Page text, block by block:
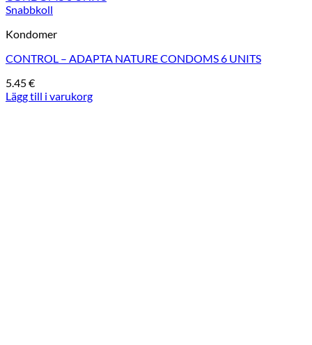
Snabbkoll
Kondomer
CONTROL – ADAPTA NATURE CONDOMS 6 UNITS
5.45€
Lägg till i varukorg